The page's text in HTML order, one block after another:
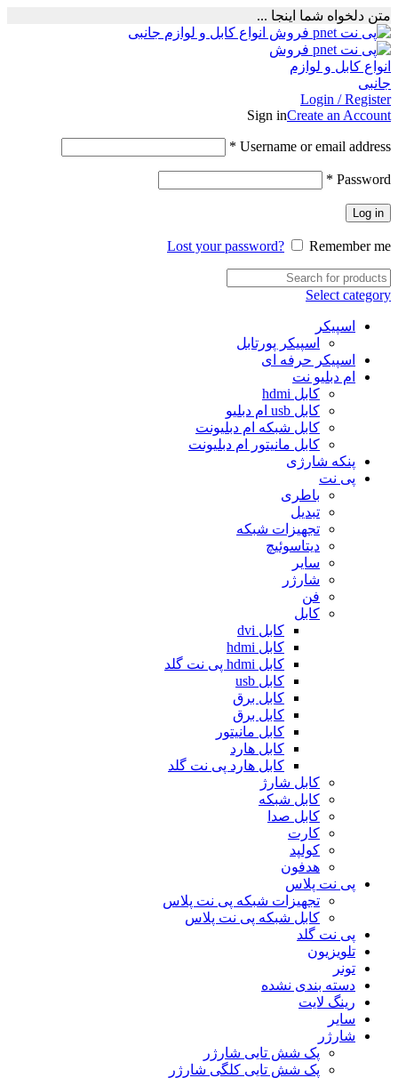
متن دلخواه شما اینجا ...
Login / Register
Sign inCreate an Account
Username or email address
*
Password
*
Log in
Lost your password? Remember me
Select category
اسپیکر
اسپیکر پورتابل
اسپیکر حرفه ای
ام دبلیو نت
کابل hdmi
کابل usb ام دبلیو
کابل شبکه ام دبلیونت
کابل مانیتور ام دبلیونت
پنکه شارژی
پی نت
باطری
تبدیل
تجهیزات شبکه
دیتاسوئیچ
سایر
شارژر
فن
کابل
کابل dvi
کابل hdmi
کابل hdmi پی نت گلد
کابل usb
کابل برق
کابل برق
کابل مانیتور
کابل هارد
کابل هارد پی نت گلد
کابل شارژ
کابل شبکه
کابل صدا
کارت
کولپد
هدفون
پی نت پلاس
تجهیزات شبکه پی نت پلاس
کابل شبکه پی نت پلاس
پی نت گلد
تلویزیون
تونر
دسته بندی نشده
رینگ لایت
سایر
شارژر
پک شش تایی شارژر
پک شش تایی کلگی شارژر